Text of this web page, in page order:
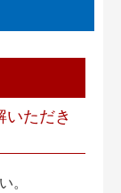
いただき
。